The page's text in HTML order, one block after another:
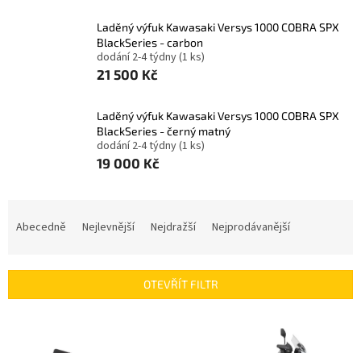
Laděný výfuk Kawasaki Versys 1000 COBRA SPX
BlackSeries - carbon
dodání 2-4 týdny(1 ks)
21 500 Kč
Laděný výfuk Kawasaki Versys 1000 COBRA SPX
BlackSeries - černý matný
dodání 2-4 týdny(1 ks)
19 000 Kč
í
Abecedně Nejlevnější Nejdražší Nejprodávanější
OTEVŘÍT FILTR